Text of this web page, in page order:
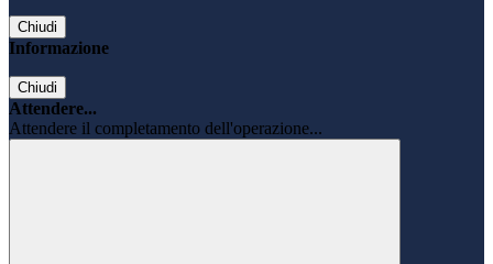
Chiudi
Informazione
Chiudi
Attendere...
Attendere il completamento dell'operazione...